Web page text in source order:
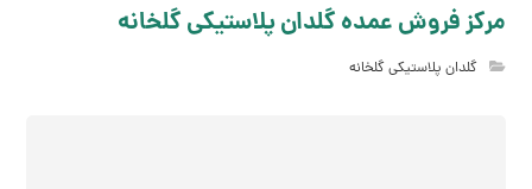
مرکز فروش عمده گلدان پلاستیکی گلخانه
گلدان پلاستیکی گلخانه